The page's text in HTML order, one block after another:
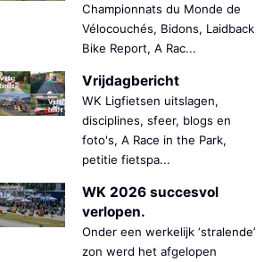
Championnats du Monde de
Vélocouchés, Bidons, Laidback
Bike Report, A Rac...
Vrijdagbericht
WK Ligfietsen uitslagen,
disciplines, sfeer, blogs en
foto's, A Race in the Park,
petitie fietspa...
WK 2026 succesvol
verlopen.
Onder een werkelijk ‘stralende’
zon werd het afgelopen